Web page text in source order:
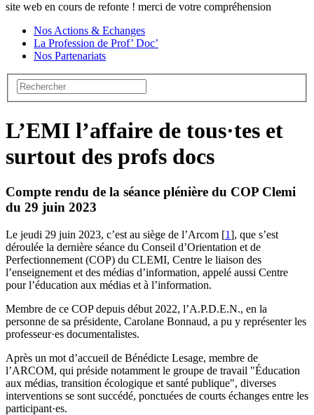
site web en cours de refonte ! merci de votre compréhension
Nos Actions & Echanges
La Profession de Prof’ Doc’
Nos Partenariats
L’EMI l’affaire de tous·tes et
surtout des profs docs
Compte rendu de la séance plénière du COP Clemi
du 29 juin 2023
Le jeudi 29 juin 2023, c’est au siège de l’Arcom [1], que s’est
déroulée la dernière séance du Conseil d’Orientation et de
Perfectionnement (COP) du CLEMI, Centre le liaison des
l’enseignement et des médias d’information, appelé aussi Centre
pour l’éducation aux médias et à l’information.
Membre de ce COP depuis début 2022, l’A.P.D.E.N., en la
personne de sa présidente, Carolane Bonnaud, a pu y représenter les
professeur·es documentalistes.
Après un mot d’accueil de Bénédicte Lesage, membre de
l’ARCOM, qui préside notamment le groupe de travail "Éducation
aux médias, transition écologique et santé publique", diverses
interventions se sont succédé, ponctuées de courts échanges entre les
participant·es.